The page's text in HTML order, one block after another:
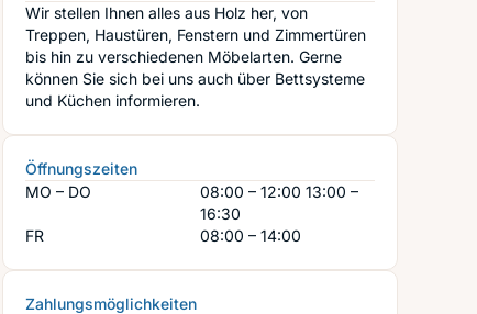
Wir stellen Ihnen alles aus Holz her, von
Treppen, Haustüren, Fenstern und Zimmertüren
bis hin zu verschiedenen Möbelarten. Gerne
können Sie sich bei uns auch über Bettsysteme
und Küchen informieren.
Öffnungszeiten
MO – DO
08:00 – 12:00 13:00 –
16:30
FR
08:00 – 14:00
Zahlungsmöglichkeiten